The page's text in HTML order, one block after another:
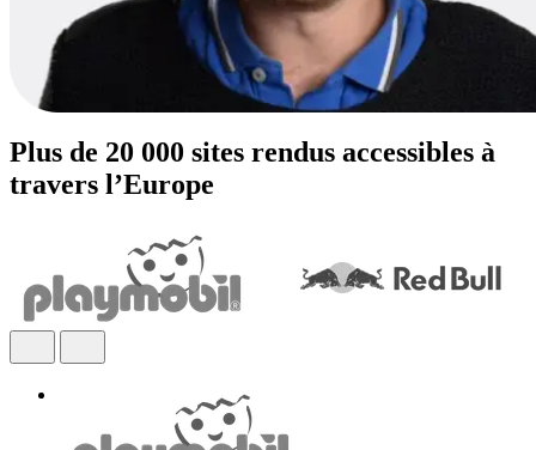
Plus de 20 000 sites rendus accessibles à
travers l’Europe